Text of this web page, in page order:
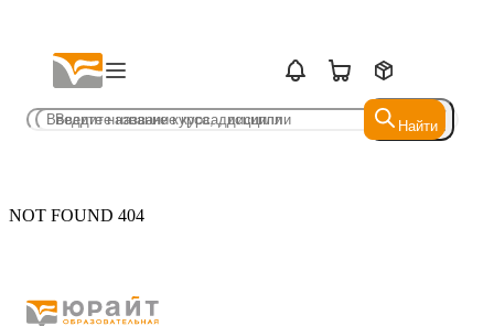
Найти
Найти
NOT FOUND 404